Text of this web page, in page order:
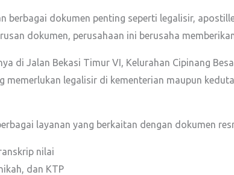
berbagai dokumen penting seperti legalisir,
dokumen, perusahaan ini berusaha
di Jalan Bekasi Timur VI, Kelurahan Cipinang
memerlukan legalisir di kementerian maupun
layanan yang berkaitan dengan dokumen
nilai
dan KTP